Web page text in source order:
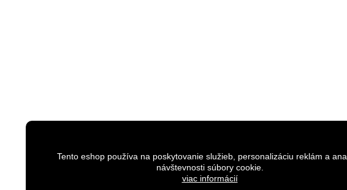
Tento eshop používa na poskytovanie služieb, personalizáciu reklám a
návštevnosti súbory cookie.
viac informácií